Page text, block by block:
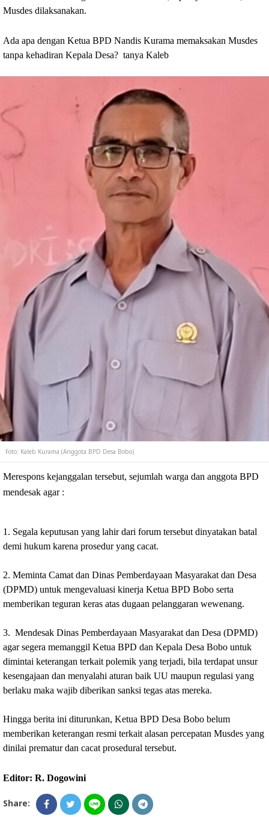
Musdes dilaksanakan.
Ada apa dengan Ketua BPD Nandis Kurama memaksakan Musdes
tanpa kehadiran Kepala Desa?  tanya Kaleb
Foto: Kaleb Kurama (Anggota BPD Desa Bobo)
Merespons kejanggalan tersebut, sejumlah warga dan anggota BPD
mendesak agar :
‎1. Segala keputusan yang lahir dari forum tersebut dinyatakan batal
demi hukum karena prosedur yang cacat.
‎2. Meminta Camat dan Dinas Pemberdayaan Masyarakat dan Desa
(DPMD) untuk mengevaluasi kinerja Ketua BPD Bobo serta
memberikan teguran keras atas dugaan pelanggaran wewenang.
‎3.  Mendesak Dinas Pemberdayaan Masyarakat dan Desa (DPMD)
agar segera memanggil Ketua BPD dan Kepala Desa Bobo untuk
dimintai keterangan terkait polemik yang terjadi, bila terdapat unsur
kesengajaan dan menyalahi aturan baik UU maupun regulasi yang
berlaku maka wajib diberikan sanksi tegas atas mereka.
‎Hingga berita ini diturunkan, Ketua BPD Desa Bobo belum
memberikan keterangan resmi terkait alasan percepatan Musdes yang
dinilai prematur dan cacat prosedural tersebut.
Editor: R. Dogowini
Share: